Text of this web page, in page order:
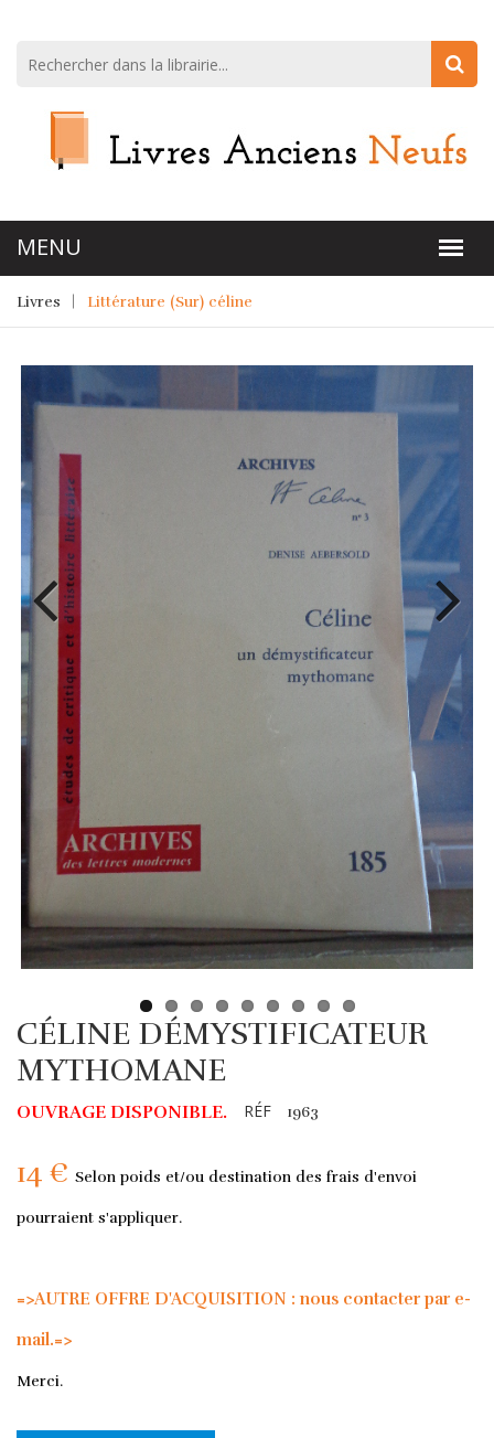
Livres Littérature (Sur) céline
CÉLINE DÉMYSTIFICATEUR
MYTHOMANE
OUVRAGE DISPONIBLE. RÉF 1963
14 € Selon poids et/ou destination des frais d'envoi
pourraient s'appliquer.
=>AUTRE OFFRE D'ACQUISITION : nous contacter par e-
mail.=>
Merci.